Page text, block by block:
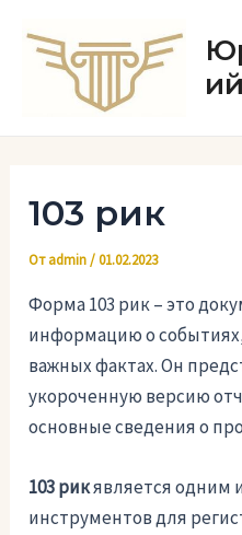
содержимому
103 рик
Отadmin/01.02.2023
Форма 103 рик – это
информацию о
важных фактах. Он
укороченную версию
основные сведения о
103 рикявляется одним
инструментов для